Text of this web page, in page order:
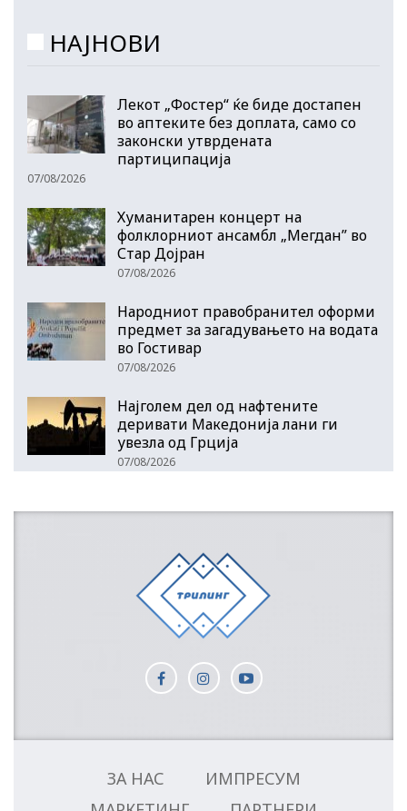
НАЈНОВИ
Лекот „Фостер“ ќе биде достапен
во аптеките без доплата, само со
законски утврдената
партиципација
07/08/2026
Хуманитарен концерт на
фолклорниот ансамбл „Мегдан” во
Стар Дојран
07/08/2026
Народниот правобранител оформи
предмет за загадувањето на водата
во Гостивар
07/08/2026
Најголем дел од нафтените
деривати Македонија лани ги
увезла од Грција
07/08/2026
ЗА НАС
ИМПРЕСУМ